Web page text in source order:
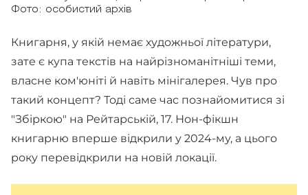
Фото: особистий архів
Книгарня, у якій немає художньої літератури,
зате є купа текстів на найрізноманітніші теми,
власне ком'юніті й навіть мінігалерея. Чув про
такий концепт? Тоді саме час познайомитися зі
"Збіркою" на Рейтарській, 17. Нон-фікшн
книгарню вперше відкрили у 2024-му, а цього
року перевідкрили на новій локації.